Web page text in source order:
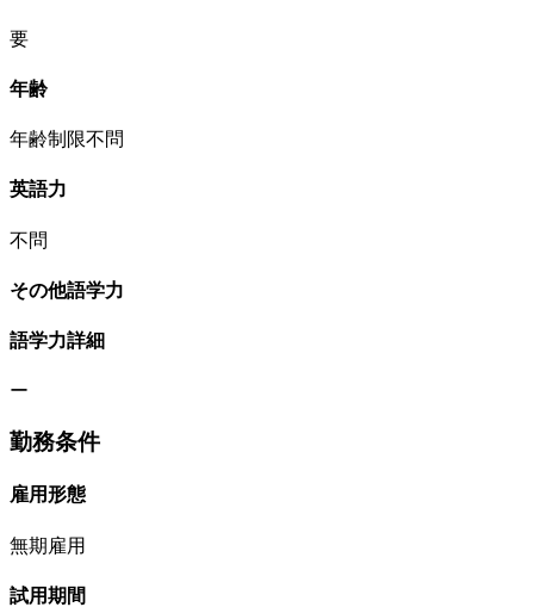
要
年齢
年齢制限不問
英語力
不問
その他語学力
語学力詳細
ー
勤務条件
雇用形態
無期雇用
試用期間